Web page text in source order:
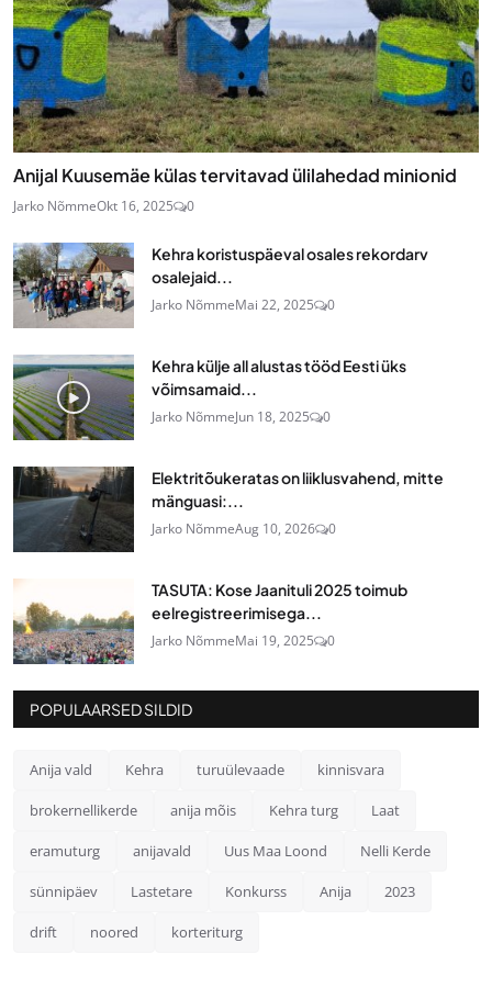
Anijal Kuusemäe külas tervitavad ülilahedad minionid
Jarko NõmmeOkt 16, 2025 0
Kehra koristuspäeval osales rekordarv
osalejaid...
Jarko NõmmeMai 22, 2025 0
Kehra külje all alustas tööd Eesti üks
võimsamaid...
Jarko NõmmeJun 18, 2025 0
Elektritõukeratas on liiklusvahend, mitte
mänguasi:...
Jarko NõmmeAug 10, 2026 0
TASUTA: Kose Jaanituli 2025 toimub
eelregistreerimisega...
Jarko NõmmeMai 19, 2025 0
POPULAARSED SILDID
Anija vald Kehra turuülevaade kinnisvara
brokernellikerde anija mõis Kehra turg Laat
eramuturg anijavald Uus Maa Loond Nelli Kerde
sünnipäev Lastetare Konkurss Anija 2023
drift noored korteriturg